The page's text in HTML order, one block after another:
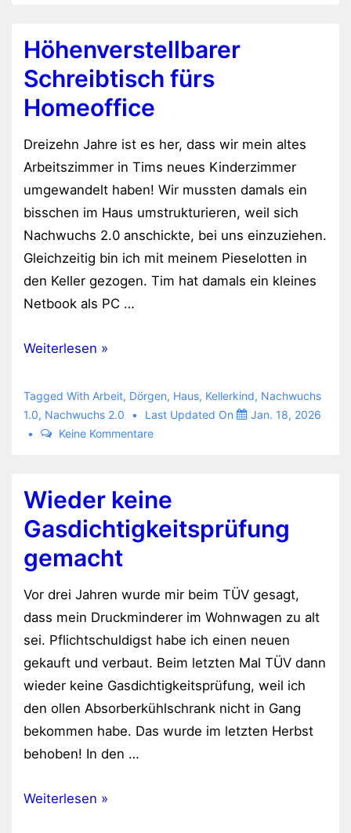
Höhenverstellbarer
Schreibtisch fürs
Homeoffice
Dreizehn Jahre ist es her, dass wir mein altes
Arbeitszimmer in Tims neues Kinderzimmer
umgewandelt haben! Wir mussten damals ein
bisschen im Haus umstrukturieren, weil sich
Nachwuchs 2.0 anschickte, bei uns einzuziehen.
Gleichzeitig bin ich mit meinem Pieselotten in
den Keller gezogen. Tim hat damals ein kleines
Netbook als PC …
Höhenverstellbarer
fürs
Homeoffice
Weiterlesen »
Tagged With Arbeit, Dörgen, Haus, Kellerkind, Nachwuchs
1.0, Nachwuchs 2.0 Last Updated On
Jan. 18, 2026
Keine Kommentare
Wieder keine
Gasdichtigkeitsprüfung
gemacht
Vor drei Jahren wurde mir beim TÜV gesagt,
dass mein Druckminderer im Wohnwagen zu alt
sei. Pflichtschuldigst habe ich einen neuen
gekauft und verbaut. Beim letzten Mal TÜV dann
wieder keine Gasdichtigkeitsprüfung, weil ich
den ollen Absorberkühlschrank nicht in Gang
bekommen habe. Das wurde im letzten Herbst
behoben! In den …
Wieder
Weiterlesen »